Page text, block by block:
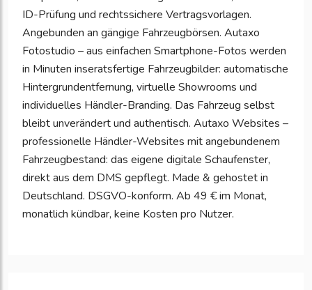
ID-Prüfung und rechtssichere Vertragsvorlagen.
Angebunden an gängige Fahrzeugbörsen. Autaxo
Fotostudio – aus einfachen Smartphone-Fotos werden
in Minuten inseratsfertige Fahrzeugbilder: automatische
Hintergrundentfernung, virtuelle Showrooms und
individuelles Händler-Branding. Das Fahrzeug selbst
bleibt unverändert und authentisch. Autaxo Websites –
professionelle Händler-Websites mit angebundenem
Fahrzeugbestand: das eigene digitale Schaufenster,
direkt aus dem DMS gepflegt. Made & gehostet in
Deutschland. DSGVO-konform. Ab 49 € im Monat,
monatlich kündbar, keine Kosten pro Nutzer.